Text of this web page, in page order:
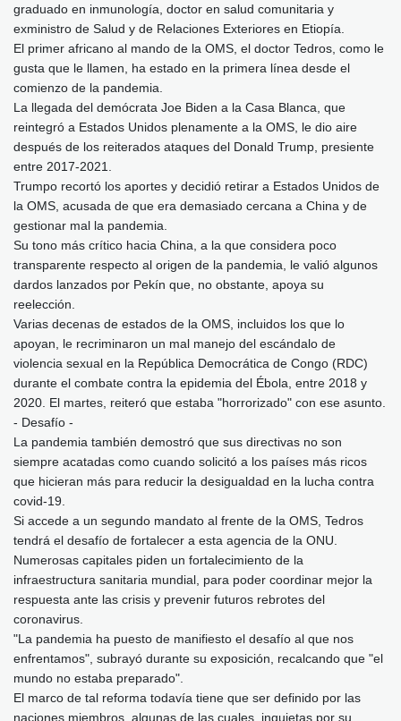
graduado en inmunología, doctor en salud comunitaria y
exministro de Salud y de Relaciones Exteriores en Etiopía.
El primer africano al mando de la OMS, el doctor Tedros, como le
gusta que le llamen, ha estado en la primera línea desde el
comienzo de la pandemia.
La llegada del demócrata Joe Biden a la Casa Blanca, que
reintegró a Estados Unidos plenamente a la OMS, le dio aire
después de los reiterados ataques del Donald Trump, presiente
entre 2017-2021.
Trumpo recortó los aportes y decidió retirar a Estados Unidos de
la OMS, acusada de que era demasiado cercana a China y de
gestionar mal la pandemia.
Su tono más crítico hacia China, a la que considera poco
transparente respecto al origen de la pandemia, le valió algunos
dardos lanzados por Pekín que, no obstante, apoya su
reelección.
Varias decenas de estados de la OMS, incluidos los que lo
apoyan, le recriminaron un mal manejo del escándalo de
violencia sexual en la República Democrática de Congo (RDC)
durante el combate contra la epidemia del Ébola, entre 2018 y
2020. El martes, reiteró que estaba "horrorizado" con ese asunto.
- Desafío -
La pandemia también demostró que sus directivas no son
siempre acatadas como cuando solicitó a los países más ricos
que hicieran más para reducir la desigualdad en la lucha contra
covid-19.
Si accede a un segundo mandato al frente de la OMS, Tedros
tendrá el desafío de fortalecer a esta agencia de la ONU.
Numerosas capitales piden un fortalecimiento de la
infraestructura sanitaria mundial, para poder coordinar mejor la
respuesta ante las crisis y prevenir futuros rebrotes del
coronavirus.
"La pandemia ha puesto de manifiesto el desafío al que nos
enfrentamos", subrayó durante su exposición, recalcando que "el
mundo no estaba preparado".
El marco de tal reforma todavía tiene que ser definido por las
naciones miembros, algunas de las cuales, inquietas por su